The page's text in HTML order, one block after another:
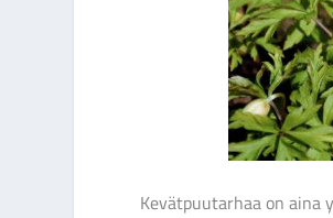
Kevätpuutarhaa on aina